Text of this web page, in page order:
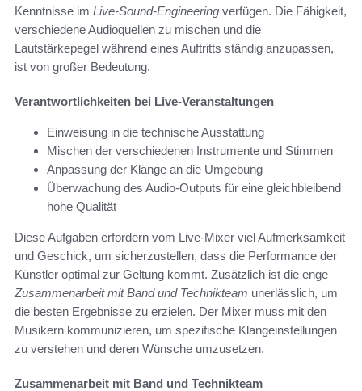
Kenntnisse im Live-Sound-Engineering verfügen. Die Fähigkeit,
verschiedene Audioquellen zu mischen und die
Lautstärkepegel während eines Auftritts ständig anzupassen,
ist von großer Bedeutung.
Verantwortlichkeiten bei Live-Veranstaltungen
Einweisung in die technische Ausstattung
Mischen der verschiedenen Instrumente und Stimmen
Anpassung der Klänge an die Umgebung
Überwachung des Audio-Outputs für eine gleichbleibend
hohe Qualität
Diese Aufgaben erfordern vom Live-Mixer viel Aufmerksamkeit
und Geschick, um sicherzustellen, dass die Performance der
Künstler optimal zur Geltung kommt. Zusätzlich ist die enge
Zusammenarbeit mit Band und Technikteam unerlässlich, um
die besten Ergebnisse zu erzielen. Der Mixer muss mit den
Musikern kommunizieren, um spezifische Klangeinstellungen
zu verstehen und deren Wünsche umzusetzen.
Zusammenarbeit mit Band und Technikteam